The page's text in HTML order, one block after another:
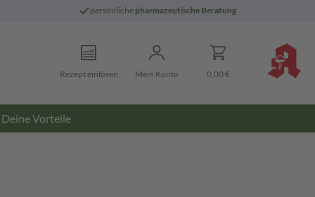
persönliche pharmazeutische Beratung
Rezept einlösen Mein Konto 0,00 €
Deine Vorteile